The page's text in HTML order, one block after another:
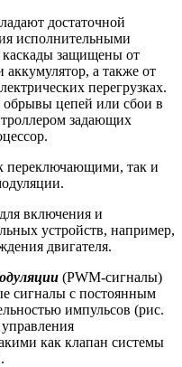
достаточной
исполнительными
защищены от
а также от
перегрузках.
цепей или сбои в
задающих
переключающими, так и
включения и
устройств, например,
двигателя.
(PWM-сигналы)
сигналы с постоянным
импульсов (рис.
как клапан системы